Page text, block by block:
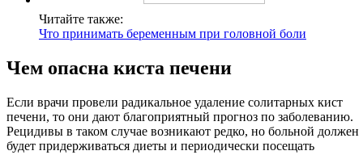
Читайте также:
Что принимать беременным при головной боли
Чем опасна киста печени
Если врачи провели радикальное удаление солитарных кист
печени, то они дают благоприятный прогноз по заболеванию.
Рецидивы в таком случае возникают редко, но больной должен
будет придерживаться диеты и периодически посещать